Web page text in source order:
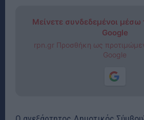
Μείνετε συνδεδεμένοι
Google
rpn.gr Προσθήκη ως
Google